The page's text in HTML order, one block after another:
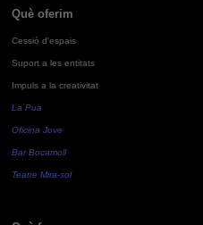
Què oferim
Cessió d'espais
Suport a les entitats
Impuls a la creativitat
La Pua
Oficina Jove
Bar Bocamoll
Teatre Mira-sol